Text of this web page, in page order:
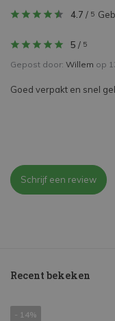
4.7 / 5
5 / 5
Gepost door: Willem op
Goed verpakt en snel
Schrijf een review
Recent bekeken
- 14%